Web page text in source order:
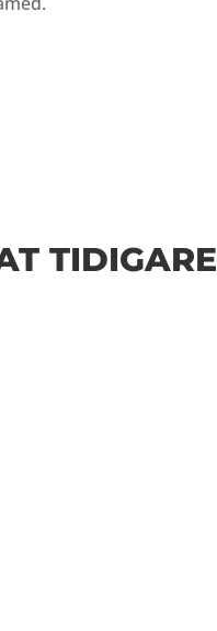
TIDIGARE